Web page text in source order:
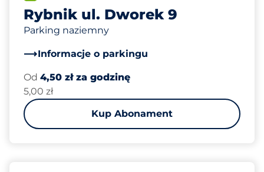
Rybnik ul. Dworek 9
Parking naziemny
Informacje o parkingu
Od 4,50 zł za godzinę
5,00 zł
Kup Abonament